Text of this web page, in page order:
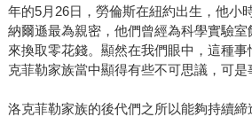
年的5月26日，勞倫斯在紐約出生，他小
納爾遜最為親密，他們曾經為科學實驗室
來換取零花錢。顯然在我們眼中，這種
克菲勒家族當中顯得有些不可思議，可是
洛克菲勒家族的後代們之所以能夠持續